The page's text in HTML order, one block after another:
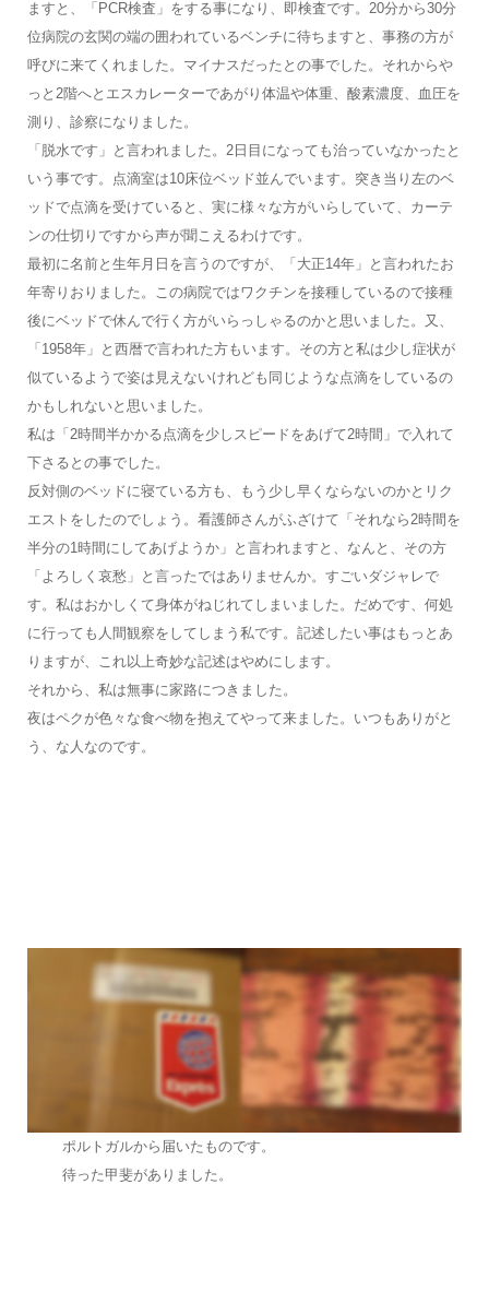
ますと、「PCR検査」をする事になり、即検査です。20分から30分
位病院の玄関の端の囲われているベンチに待ちますと、事務の方が
呼びに来てくれました。マイナスだったとの事でした。それからや
っと2階へとエスカレーターであがり体温や体重、酸素濃度、血圧を
測り、診察になりました。
「脱水です」と言われました。2日目になっても治っていなかったと
いう事です。点滴室は10床位ベッド並んでいます。突き当り左のベ
ッドで点滴を受けていると、実に様々な方がいらしていて、カーテ
ンの仕切りですから声が聞こえるわけです。
最初に名前と生年月日を言うのですが、「大正14年」と言われたお
年寄りおりました。この病院ではワクチンを接種しているので接種
後にベッドで休んで行く方がいらっしゃるのかと思いました。又、
「1958年」と西暦で言われた方もいます。その方と私は少し症状が
似ているようで姿は見えないけれども同じような点滴をしているの
かもしれないと思いました。
私は「2時間半かかる点滴を少しスピードをあげて2時間」で入れて
下さるとの事でした。
反対側のベッドに寝ている方も、もう少し早くならないのかとリク
エストをしたのでしょう。看護師さんがふざけて「それなら2時間を
半分の1時間にしてあげようか」と言われますと、なんと、その方
「よろしく哀愁」と言ったではありませんか。すごいダジャレで
す。私はおかしくて身体がねじれてしまいました。だめです、何処
に行っても人間観察をしてしまう私です。記述したい事はもっとあ
りますが、これ以上奇妙な記述はやめにします。
それから、私は無事に家路につきました。
夜はペクが色々な食べ物を抱えてやって来ました。いつもありがと
う、な人なのです。
ポルトガルから届いたものです。
待った甲斐がありました。